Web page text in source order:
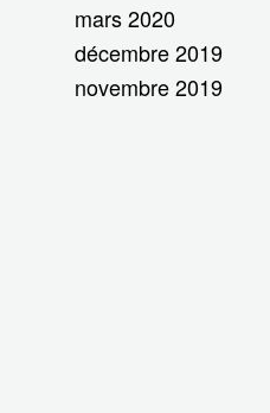
mars 2020
décembre 2019
novembre 2019